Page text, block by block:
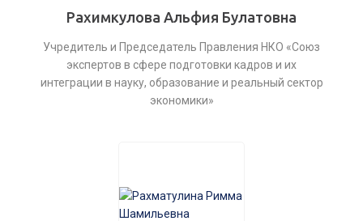
Рахимкулова Альфия Булатовна
Учредитель и Председатель Правления НКО «Союз
экспертов в сфере подготовки кадров и их
интеграции в науку, образование и реальный сектор
экономики»